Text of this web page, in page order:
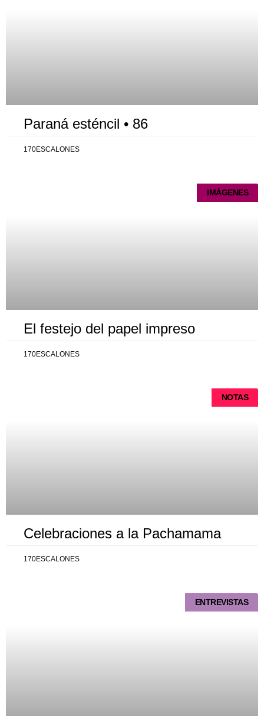
Paraná esténcil • 86
170ESCALONES
IMÁGENES
El festejo del papel impreso
170ESCALONES
NOTAS
Celebraciones a la Pachamama
170ESCALONES
ENTREVISTAS